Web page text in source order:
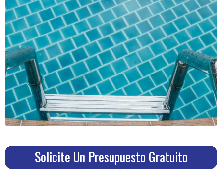
Solicite Un Presupuesto Gratuito